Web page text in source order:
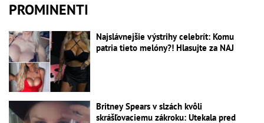
PROMINENTI
Najslávnejšie výstrihy celebrít: Komu
patria tieto melóny?! Hlasujte za NAJ
Britney Spears v slzách kvôli
skrášľovaciemu zákroku: Utekala pred